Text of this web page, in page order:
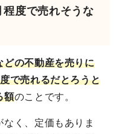
度で売れそうな
どの不動産を売りに
で売れるだとろうと
額のことです。
く、定価もありま